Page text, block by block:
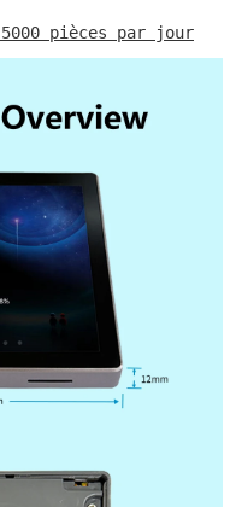
5000 pièces par jour